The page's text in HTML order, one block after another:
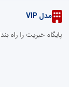
مدل VIP
پایگاه خبریت را راه